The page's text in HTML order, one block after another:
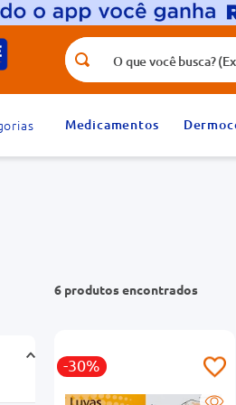
O que você busca? (Ex.: vitamina,
Medicamentos
6 produtos
-30%
Termos mais buscados
1
medicamento